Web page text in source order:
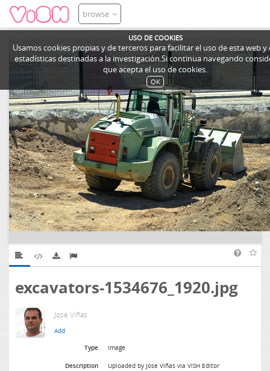
USO DE COOKIES
Usamos cookies propias y de terceros para facilitar el uso de esta web
estadísticas destinadas a la investigación.Si continua navegando
que acepta el uso de cookies.
OK
browse
excavators-1534676_1920.jpg
Jose Viñas
Type Image
Description Uploaded by Jose Viñas via ViSH Editor